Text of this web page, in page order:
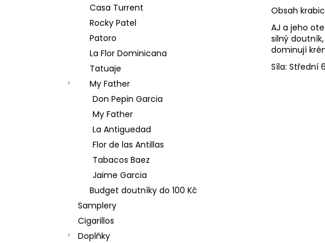
Casa Turrent
Rocky Patel
Patoro
La Flor Dominicana
Tatuaje
My Father
Don Pepin Garcia
My Father
La Antiguedad
Flor de las Antillas
Tabacos Baez
Jaime Garcia
Budget doutníky do 100 Kč
Samplery
Cigarillos
Doplňky
Obsah
AJ a jeho
silný
dominují
Síla: Střední